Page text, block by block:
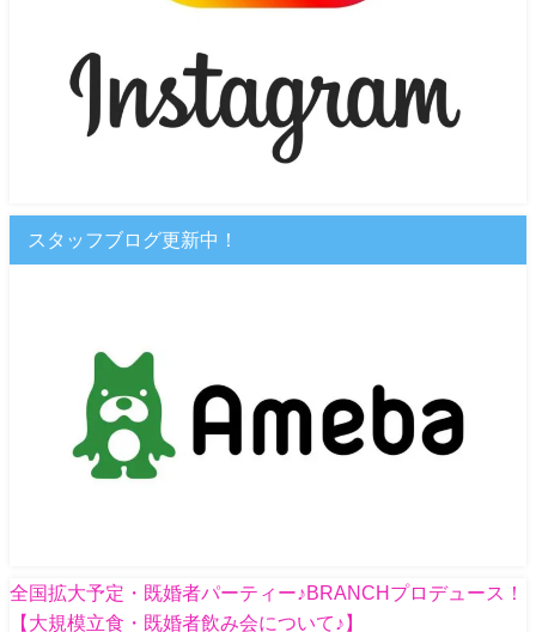
スタッフブログ更新中！
全国拡大予定・既婚者パーティー♪BRANCHプロデュース！
【大規模立食・既婚者飲み会について♪】